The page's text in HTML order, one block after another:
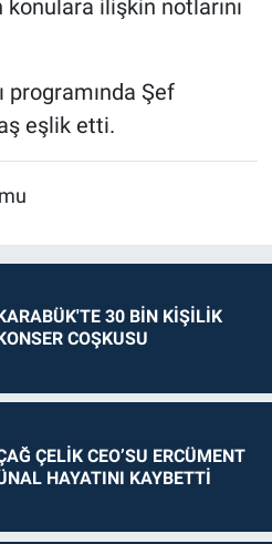
ilişkin notlarını
programında Şef
eşlik etti.
30 BİN KİŞİLİK
COŞKUSU
ÇELİK CEO’SU ERCÜMENT
HAYATINI KAYBETTİ